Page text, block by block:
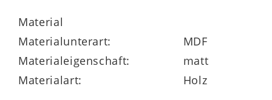
Material
Materialunterart:
MDF
Materialeigenschaft:
matt
Materialart:
Holz